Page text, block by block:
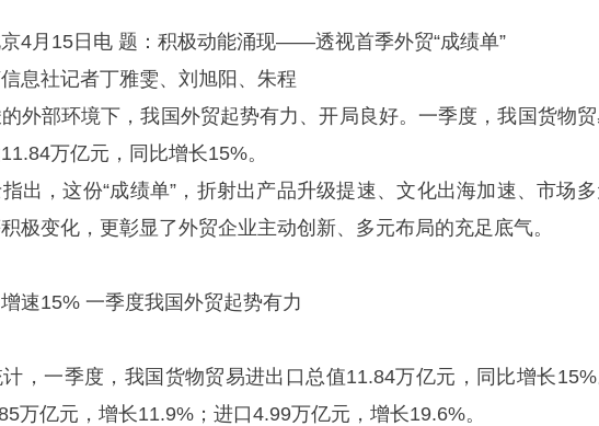
月15日电 题：积极动能涌现——透视首季外贸“成绩单”
社记者丁雅雯、刘旭阳、朱程
部环境下，我国外贸起势有力、开局良好。一季度，我国货物贸
万亿元，同比增长15%。
，这份“成绩单”，折射出产品升级提速、文化出海加速、市场多
极变化，更彰显了外贸企业主动创新、多元布局的充足底气。
一季度我国外贸起势有力
一季度，我国货物贸易进出口总值11.84万亿元，同比增长15%
万亿元，增长11.9%；进口4.99万亿元，增长19.6%。